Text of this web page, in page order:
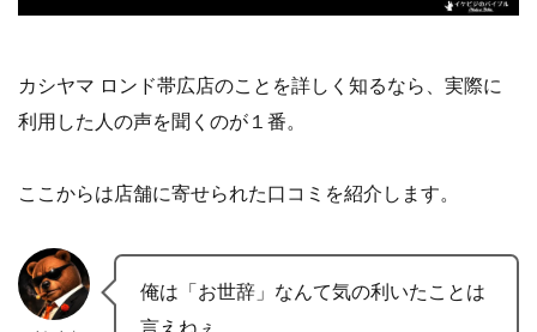
カシヤマ ロンド帯広店のことを詳しく知るなら、実際に
利用した人の声を聞くのが１番。
ここからは店舗に寄せられた口コミを紹介します。
俺は「お世辞」なんて気の利いたことは